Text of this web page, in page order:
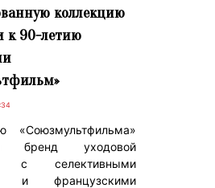
коллекцию
к 90-летию
«Союзмультфильма»
бренд уходовой
с селективными
и французскими